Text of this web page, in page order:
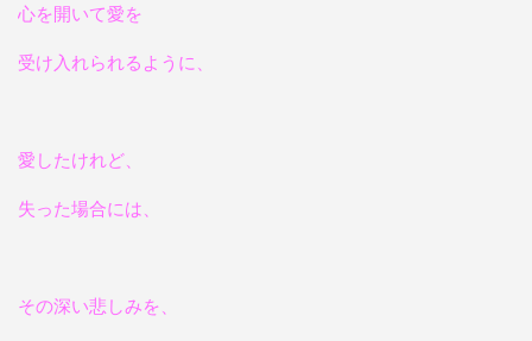
心を開いて愛を
受け入れられるように、
愛したけれど、
失った場合には、
その深い悲しみを、